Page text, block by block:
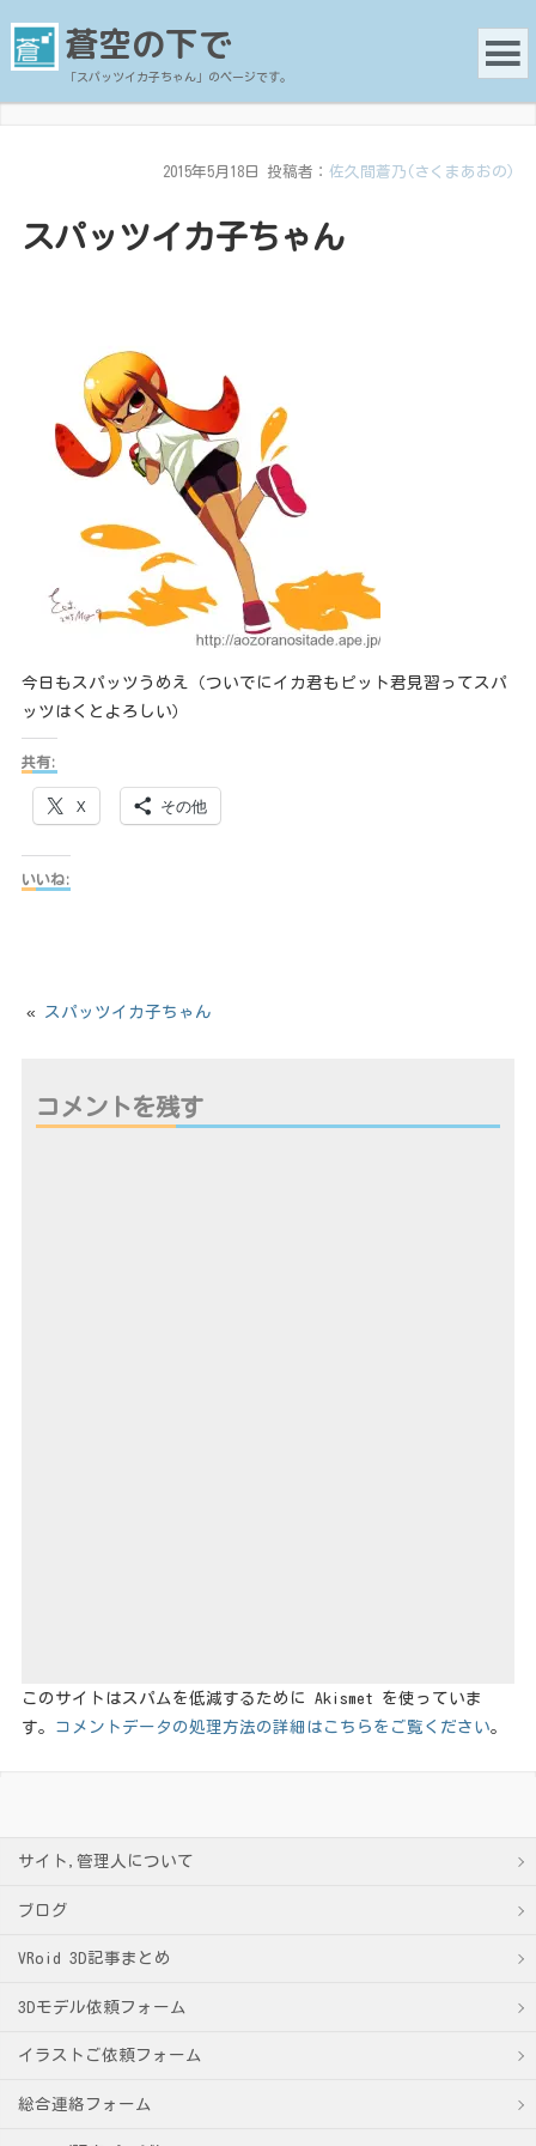
蒼空の下で
「スパッツイカ子ちゃん」のページです。
2015年5月18日 投稿者：佐久間蒼乃(さくまあおの)
スパッツイカ子ちゃん
今日もスパッツうめえ（ついでにイカ君もピット君見習ってスパ
ッツはくとよろしい）
共有:
X その他
いいね:
« スパッツイカ子ちゃん
コメントを残す
このサイトはスパムを低減するために Akismet を使っていま
す。 コメントデータの処理方法の詳細はこちらをご覧ください。
サイト,管理人について
ブログ
VRoid 3D記事まとめ
3Dモデル依頼フォーム
イラストご依頼フォーム
総合連絡フォーム